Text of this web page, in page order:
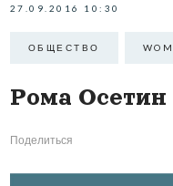
27.09.2016 10:30
ОБЩЕСТВО
Рома Осетин
Поделиться